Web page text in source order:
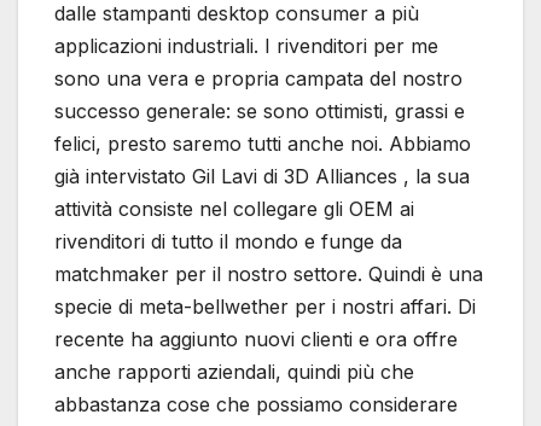
dalle stampanti desktop consumer a più
applicazioni industriali. I rivenditori per me
sono una vera e propria campata del nostro
successo generale: se sono ottimisti, grassi e
felici, presto saremo tutti anche noi. Abbiamo
già intervistato Gil Lavi di 3D Alliances , la sua
attività consiste nel collegare gli OEM ai
rivenditori di tutto il mondo e funge da
matchmaker per il nostro settore. Quindi è una
specie di meta-bellwether per i nostri affari. Di
recente ha aggiunto nuovi clienti e ora offre
anche rapporti aziendali, quindi più che
abbastanza cose che possiamo considerare